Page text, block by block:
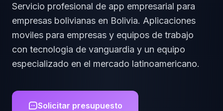
Servicio profesional de app empresarial para
empresas bolivianas en Bolivia. Aplicaciones
moviles para empresas y equipos de trabajo
con tecnologia de vanguardia y un equipo
especializado en el mercado latinoamericano.
Solicitar presupuesto